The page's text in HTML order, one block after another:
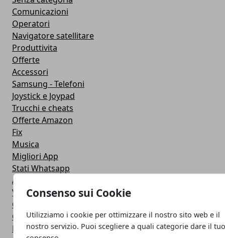
Consenso sui Cookie
Utilizziamo i cookie per ottimizzare il nostro sito web e il
nostro servizio. Puoi scegliere a quali categorie dare il
Comunicazioni
Operatori
Navigatore satellitare
Produttivita
Offerte
Accessori
Samsung - Telefoni
Joystick e Joypad
Trucchi e cheats
Offerte Amazon
Fix
Musica
Migliori App
Stati Whatsapp
Applicazioni
Viaggi
Galaxy Note 5
Google Play
Fotografia